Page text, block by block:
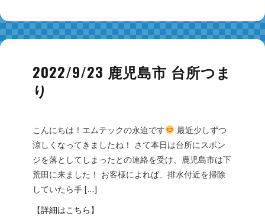
2022/9/23 鹿児島市 台所つま
り
こんにちは！エムテックの永迫です
最近少しずつ
涼しくなってきましたね！ さて本日は台所にスポン
ジを落としてしまったとの連絡を受け、鹿児島市は下
荒田に来ました！ お客様によれば、排水付近を掃除
していたら手 […]
【詳細はこちら 】